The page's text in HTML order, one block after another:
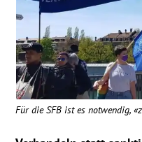
Für dieSFBist es notwendig,